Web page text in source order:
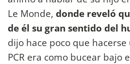
Le Monde, donde reveló
de él su gran sentido del
dijo hace poco que
PCR era como bucear bajo